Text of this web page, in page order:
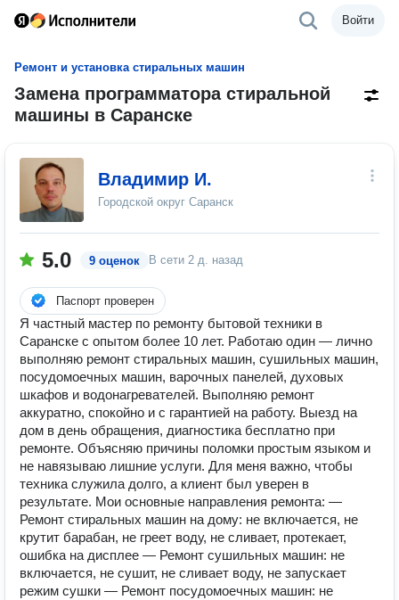
Войти
Ремонт и установка стиральных машин
Замена программатора стиральной
машины в Саранске
Владимир И.
Городской округ Саранск
5.0 9 оценок В сети 2 д. назад
Паспорт проверен
Я частный мастер по ремонту бытовой техники в
Саранске с опытом более 10 лет. Работаю один — лично
выполняю ремонт стиральных машин, сушильных машин,
посудомоечных машин, варочных панелей, духовых
шкафов и водонагревателей. Выполняю ремонт
аккуратно, спокойно и с гарантией на работу. Выезд на
дом в день обращения, диагностика бесплатно при
ремонте. Объясняю причины поломки простым языком и
не навязываю лишние услуги. Для меня важно, чтобы
техника служила долго, а клиент был уверен в
результате. Мои основные направления ремонта: —
Ремонт стиральных машин на дому: не включается, не
крутит барабан, не греет воду, не сливает, протекает,
ошибка на дисплее — Ремонт сушильных машин: не
включается, не сушит, не сливает воду, не запускает
режим сушки — Ремонт посудомоечных машин: не